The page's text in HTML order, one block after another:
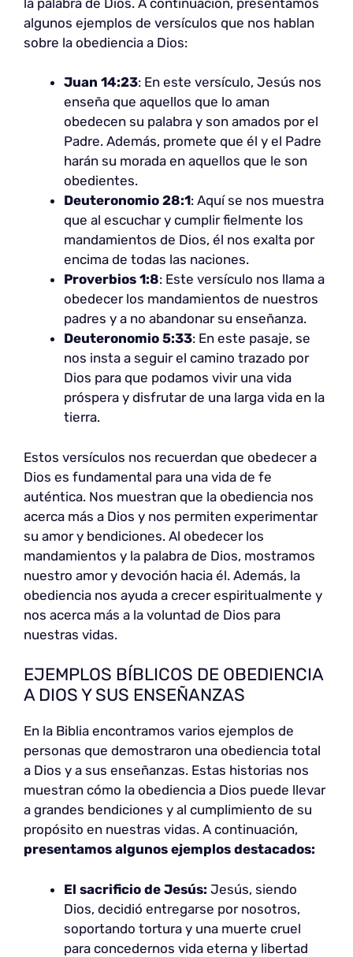
algunos ejemplos de versículos que nos hablan
sobre la obediencia a Dios:
Juan 14:23: En este versículo, Jesús nos
enseña que aquellos que lo aman
obedecen su palabra y son amados por el
Padre. Además, promete que él y el Padre
harán su morada en aquellos que le son
obedientes.
Deuteronomio 28:1: Aquí se nos muestra
que al escuchar y cumplir fielmente los
mandamientos de Dios, él nos exalta por
encima de todas las naciones.
Proverbios 1:8: Este versículo nos llama a
obedecer los mandamientos de nuestros
padres y a no abandonar su enseñanza.
Deuteronomio 5:33: En este pasaje, se
nos insta a seguir el camino trazado por
Dios para que podamos vivir una vida
próspera y disfrutar de una larga vida en la
tierra.
Estos versículos nos recuerdan que obedecer a
Dios es fundamental para una vida de fe
auténtica. Nos muestran que la obediencia nos
acerca más a Dios y nos permiten experimentar
su amor y bendiciones. Al obedecer los
mandamientos y la palabra de Dios, mostramos
nuestro amor y devoción hacia él. Además, la
obediencia nos ayuda a crecer espiritualmente y
nos acerca más a la voluntad de Dios para
nuestras vidas.
EJEMPLOS BÍBLICOS DE OBEDIENCIA
A DIOS Y SUS ENSEÑANZAS
En la Biblia encontramos varios ejemplos de
personas que demostraron una obediencia total
a Dios y a sus enseñanzas. Estas historias nos
muestran cómo la obediencia a Dios puede llevar
a grandes bendiciones y al cumplimiento de su
propósito en nuestras vidas. A continuación,
presentamos algunos ejemplos destacados:
El sacrificio de Jesús: Jesús, siendo
Dios, decidió entregarse por nosotros,
soportando tortura y una muerte cruel
para concedernos vida eterna y libertad